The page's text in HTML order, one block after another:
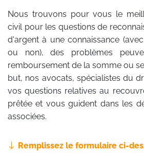
Nous trouvons pour vous le
civil pour les questions de
d'argent à une connaissance
ou non), des problèmes
remboursement de la somme ou
but, nos avocats, spécialistes du
vos questions relatives au
prêtée et vous guident dans les
associées.
Remplissez le formulaire ci-